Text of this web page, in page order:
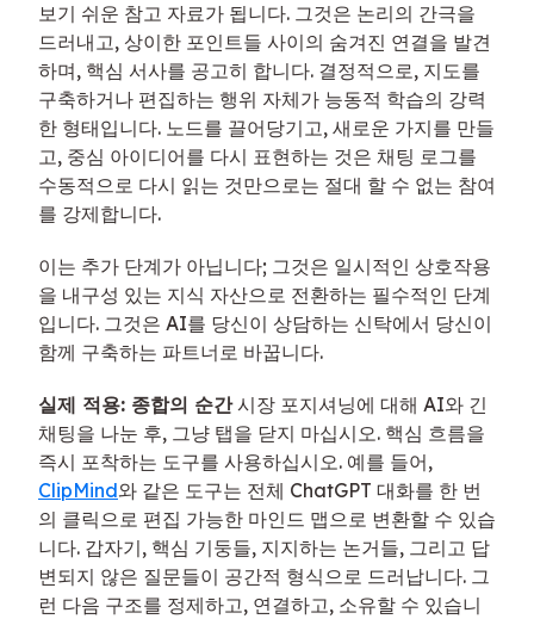
보기 쉬운 참고 자료가 됩니다. 그것은 논리의 간극을
드러내고, 상이한 포인트들 사이의 숨겨진 연결을 발견
하며, 핵심 서사를 공고히 합니다. 결정적으로, 지도를
구축하거나 편집하는 행위 자체가 능동적 학습의 강력
한 형태입니다. 노드를 끌어당기고, 새로운 가지를 만들
고, 중심 아이디어를 다시 표현하는 것은 채팅 로그를
수동적으로 다시 읽는 것만으로는 절대 할 수 없는 참여
를 강제합니다.
이는 추가 단계가 아닙니다; 그것은 일시적인 상호작용
을 내구성 있는 지식 자산으로 전환하는 필수적인 단계
입니다. 그것은 AI를 당신이 상담하는 신탁에서 당신이
함께 구축하는 파트너로 바꿉니다.
실제 적용: 종합의 순간시장 포지셔닝에 대해 AI와 긴
채팅을 나눈 후, 그냥 탭을 닫지 마십시오. 핵심 흐름을
즉시 포착하는 도구를 사용하십시오. 예를 들어,
ClipMind와 같은 도구는 전체 ChatGPT 대화를 한 번
의 클릭으로 편집 가능한 마인드 맵으로 변환할 수 있습
니다. 갑자기, 핵심 기둥들, 지지하는 논거들, 그리고 답
변되지 않은 질문들이 공간적 형식으로 드러납니다. 그
런 다음 구조를 정제하고, 연결하고, 소유할 수 있습니